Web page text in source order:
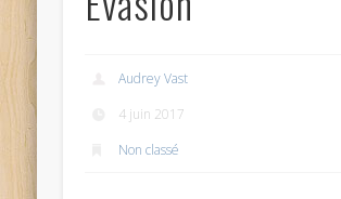
Audrey Vast
4 juin 2017
Non classé